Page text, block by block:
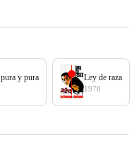
y pura Ley de raza
1970